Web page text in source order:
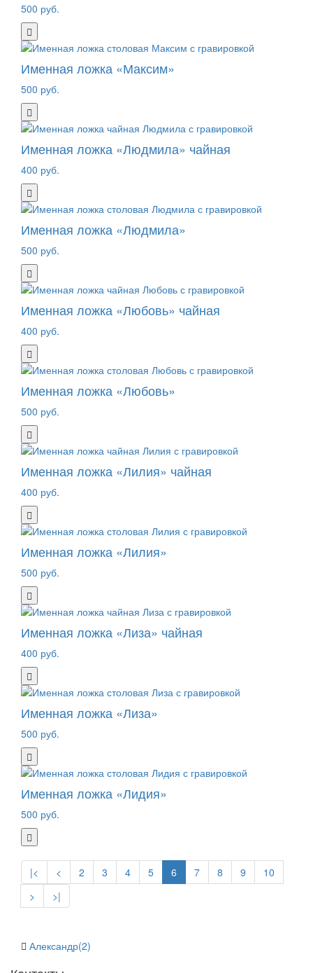
500 руб.
Именная ложка «Максим»
500 руб.
Именная ложка «Людмила» чайная
400 руб.
Именная ложка «Людмила»
500 руб.
Именная ложка «Любовь» чайная
400 руб.
Именная ложка «Любовь»
500 руб.
Именная ложка «Лилия» чайная
400 руб.
Именная ложка «Лилия»
500 руб.
Именная ложка «Лиза» чайная
400 руб.
Именная ложка «Лиза»
500 руб.
Именная ложка «Лидия»
500 руб.
|< < 2 3 4 5 6 7 8 9
10
>
>|
Александр(2)